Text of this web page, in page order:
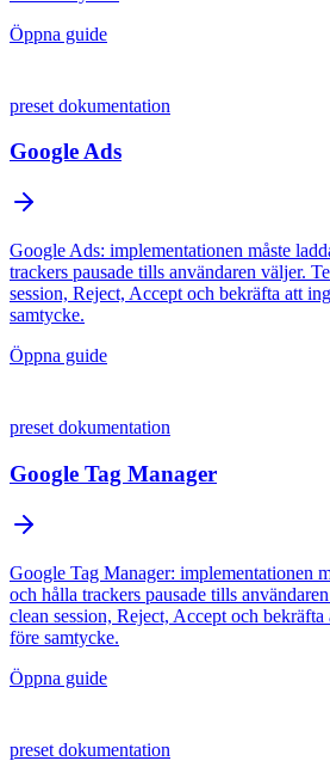
Öppna guide
preset dokumentation
Google Ads
Google Ads: implementationen måste
trackers pausade tills användaren väljer.
session, Reject, Accept och bekräfta att
samtycke.
Öppna guide
preset dokumentation
Google Tag Manager
Google Tag Manager: implementationen
och hålla trackers pausade tills
clean session, Reject, Accept och bekräfta
före samtycke.
Öppna guide
preset dokumentation